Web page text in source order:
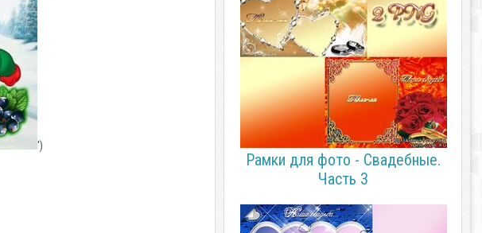
')
Рамки для фото - Свадебные.
Часть 3